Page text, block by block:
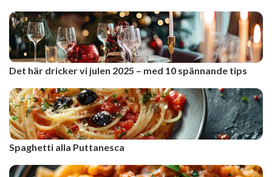
Det här dricker vi julen 2025 – med 10 spännande tips
Spaghetti alla Puttanesca